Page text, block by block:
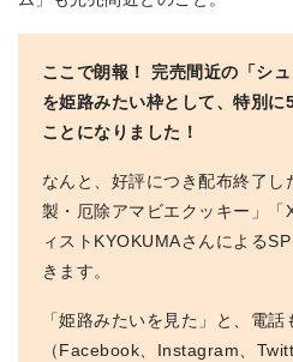
ここで朗報！ 完売間近の「シ
を姫路みたい枠として、特別に
ことになりました！
なんと、好評につき配布終了
製・厄除アマビエクッキー」「
ィストKYOKUMAさんによる
きます。
「姫路みたいを見た」と、電
（Facebook、Instagram、